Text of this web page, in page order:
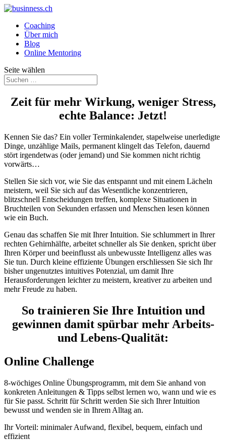
Coaching
Über mich
Blog
Online Mentoring
Seite wählen
Zeit für mehr Wirkung, weniger Stress,
echte Balance: Jetzt!
Kennen Sie das? Ein voller Terminkalender, stapelweise unerledigte
Dinge, unzählige Mails, permanent klingelt das Telefon, dauernd
stört irgendetwas (oder jemand) und Sie kommen nicht richtig
vorwärts…
Stellen Sie sich vor, wie Sie das entspannt und mit einem Lächeln
meistern, weil Sie sich auf das Wesentliche konzentrieren,
blitzschnell Entscheidungen treffen, komplexe Situationen in
Bruchteilen von Sekunden erfassen und Menschen lesen können
wie ein Buch.
Genau das schaffen Sie mit Ihrer Intuition. Sie schlummert in Ihrer
rechten Gehirnhälfte, arbeitet schneller als Sie denken, spricht über
Ihren Körper und beeinflusst als unbewusste Intelligenz alles was
Sie tun. Durch kleine effiziente Übungen erschliessen Sie sich Ihr
bisher ungenutztes intuitives Potenzial, um damit Ihre
Herausforderungen leichter zu meistern, kreativer zu arbeiten und
mehr Freude zu haben.
So trainieren Sie Ihre Intuition und
gewinnen damit spürbar mehr Arbeits-
und Lebens-Qualität:
Online Challenge
8-wöchiges Online Übungsprogramm, mit dem Sie anhand von
konkreten Anleitungen & Tipps selbst lernen wo, wann und wie es
für Sie passt. Schritt für Schritt werden Sie sich Ihrer Intuition
bewusst und wenden sie in Ihrem Alltag an.
Ihr Vorteil: minimaler Aufwand, flexibel, bequem, einfach und
effizient